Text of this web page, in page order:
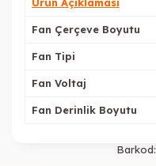
Ürün Açıklaması
Fan Çerçeve Boyutu
Fan Tipi
Fan Voltaj
Fan Derinlik Boyutu
Barkod: